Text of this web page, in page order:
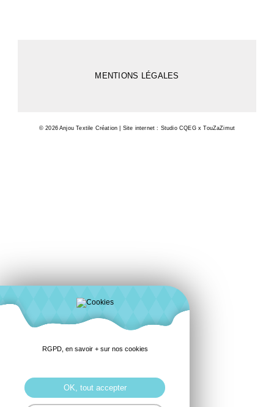
MENTIONS LÉGALES
© 2026 Anjou Textile Création | Site internet : Studio CQEG x TouZaZimut
RGPD, en savoir + sur nos cookies
OK, tout accepter